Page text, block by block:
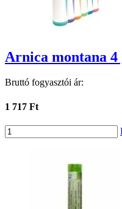
Arnica montana 4
Bruttó fogyasztói ár:
1 717 Ft